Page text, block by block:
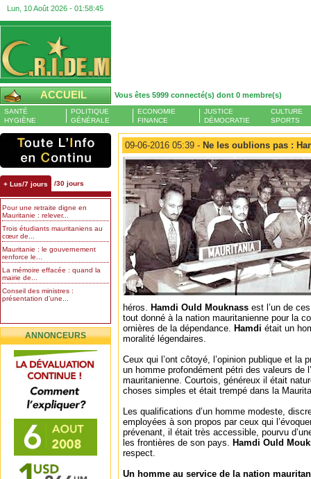
Lun, 10 Août 2026 - 01:58:46
ACCUEIL Vous êtes 5999 connecté(s) dont 0 membre(s)
SANTÉ
HYGIÈNE
POLITIQUE
GÉNÉRALE
ECONOMIE
FINANCE
JUSTICE
DÉMOCRATIE
CULTURE
SPORTS
+ Lus/7 jours /30 jours
Pour une retraite digne en
Mauritanie : relever...
Trois étudiants mauritaniens au
cœur de...
Mauritanie : le gouvernement
renforce le...
La mémoire effacée : quand la
mairie de...
Conseil des ministres :
présentation d’une...
ANNONCEURS
09-06-2016 05:39 - Ne les oublions pas :
héros. Hamdi OuId Mouknass est l’un de
tout donné à la nation mauritanienne pour la
ornières de la dépendance. Hamdi était un
moralité légendaires.
Ceux qui l’ont côtoyé, l’opinion publique et la
un homme profondément pétri des valeurs de
mauritanienne. Courtois, généreux il était
choses simples et était trempé dans la
Les qualifications d’un homme modeste,
employées à son propos par ceux qui
prévenant, il était très accessible, pourvu
les frontières de son pays. Hamdi Ould
respect.
Un homme au service de la nation